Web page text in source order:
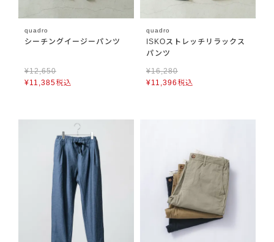
quadro
シーチングイージーパンツ
¥12,650
¥11,385税込
quadro
ISKOストレッチリラックス
パンツ
¥16,280
¥11,396税込